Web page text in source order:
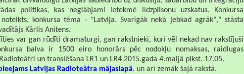
politikas, kas neglābjami ietekmē līdzpilsoņu uzskatus. Konkursa
konkursa tēma - "Latvija. Svarīgāk nekā jebkad agrāk"," stāsta
Kārlis Anitens.
var gan rūdīti dramaturgi, gan rakstnieki, kuri vēl nekad nav rakstījuši
balva ir 1500 eiro honorārs pēc nodokļu nomaksas, raidlugas
un translēšana LR1 un LR4 2015.gada 4.maijā plkst. 17.05.
Latvijas Radioteātra mājaslapā. un arī zemāk šajā rakstā.